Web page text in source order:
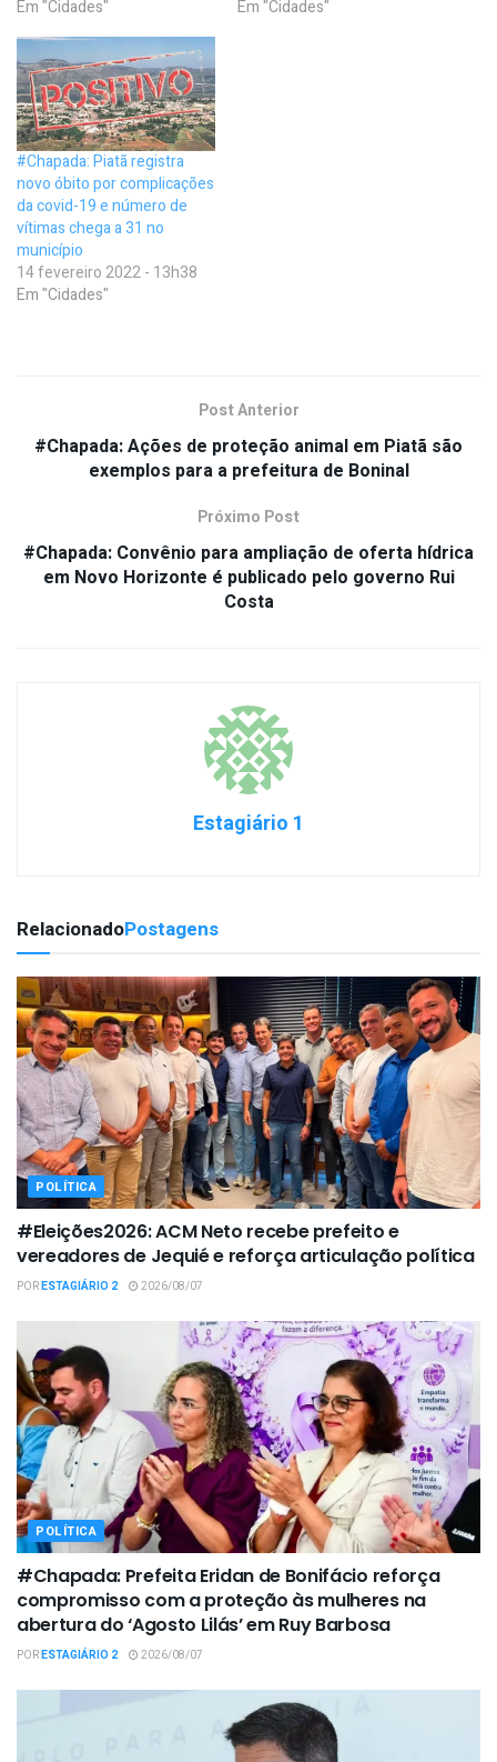
Em "Cidades" Em "Cidades"
#Chapada: Piatã registra
novo óbito por complicações
da covid-19 e número de
vítimas chega a 31 no
município
14 fevereiro 2022 - 13h38
Em "Cidades"
Post Anterior
#Chapada: Ações de proteção animal em Piatã são
exemplos para a prefeitura de Boninal
Próximo Post
#Chapada: Convênio para ampliação de oferta hídrica
em Novo Horizonte é publicado pelo governo Rui
Costa
Estagiário 1
RelacionadoPostagens
POLÍTICA
#Eleições2026: ACM Neto recebe prefeito e
vereadores de Jequié e reforça articulação política
PORESTAGIÁRIO 2 2026/08/07
POLÍTICA
#Chapada: Prefeita Eridan de Bonifácio reforça
compromisso com a proteção às mulheres na
abertura do ‘Agosto Lilás’ em Ruy Barbosa
PORESTAGIÁRIO 2 2026/08/07